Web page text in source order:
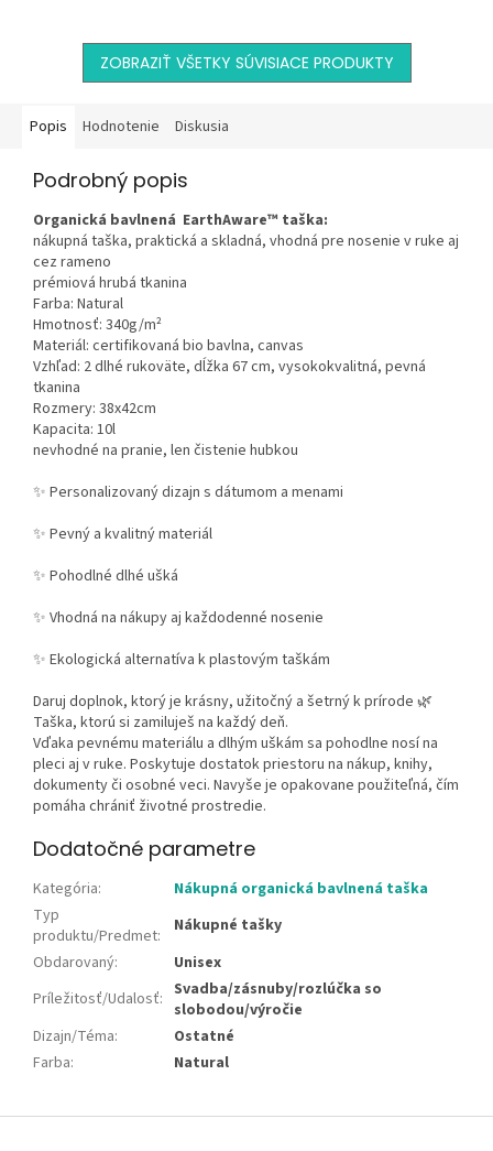
ZOBRAZIŤ VŠETKY SÚVISIACE PRODUKTY
Popis Hodnotenie Diskusia
Podrobný popis
Organická bavlnená EarthAware™ taška:
nákupná taška, praktická a skladná, vhodná pre nosenie v ruke aj
cez rameno
prémiová hrubá tkanina
Farba: Natural
Hmotnosť: 340g/m²
Materiál: certifikovaná bio bavlna, canvas
Vzhľad: 2 dlhé rukoväte, dĺžka 67 cm, vysokokvalitná, pevná
tkanina
Rozmery: 38x42cm
Kapacita: 10l
nevhodné na pranie, len čistenie hubkou
✨ Personalizovaný dizajn s dátumom a menami
✨ Pevný a kvalitný materiál
✨ Pohodlné dlhé ušká
✨ Vhodná na nákupy aj každodenné nosenie
✨ Ekologická alternatíva k plastovým taškám
Daruj doplnok, ktorý je krásny, užitočný a šetrný k prírode 🌿
Taška, ktorú si zamiluješ na každý deň.
Vďaka pevnému materiálu a dlhým uškám sa pohodlne nosí na
pleci aj v ruke. Poskytuje dostatok priestoru na nákup, knihy,
dokumenty či osobné veci. Navyše je opakovane použiteľná, čím
pomáha chrániť životné prostredie.
Dodatočné parametre
Kategória:
Nákupná organická bavlnená taška
Typ
produktu/Predmet:
Nákupné tašky
Obdarovaný:
Unisex
Príležitosť/Udalosť: Svadba/zásnuby/rozlúčka so
slobodou/výročie
Dizajn/Téma:
Ostatné
Farba: Natural
Z